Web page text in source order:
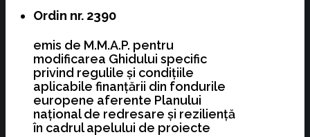
Ordin nr. 2390
emis de M.M.A.P. pentru
modificarea Ghidului specific
privind regulile şi condiţiile
aplicabile finanţării din fondurile
europene aferente Planului
naţional de redresare şi rezilienţă
în cadrul apelului de proiecte